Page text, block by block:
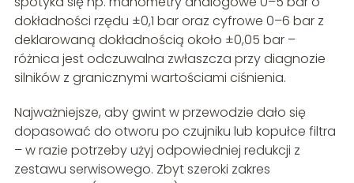
dokładności rzędu ±0,1 bar oraz cyfrowe 0–6 bar z
deklarowaną dokładnością około ±0,05 bar –
różnica jest odczuwalna zwłaszcza przy diagnozie
silników z granicznymi wartościami ciśnienia.
Najważniejsze, aby gwint w przewodzie dało się
dopasować do otworu po czujniku lub kopułce filtra
– w razie potrzeby użyj odpowiedniej redukcji z
zestawu serwisowego. Zbyt szeroki zakres